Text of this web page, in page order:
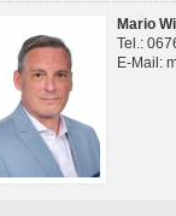
Mario
Tel.:
E-Mail: